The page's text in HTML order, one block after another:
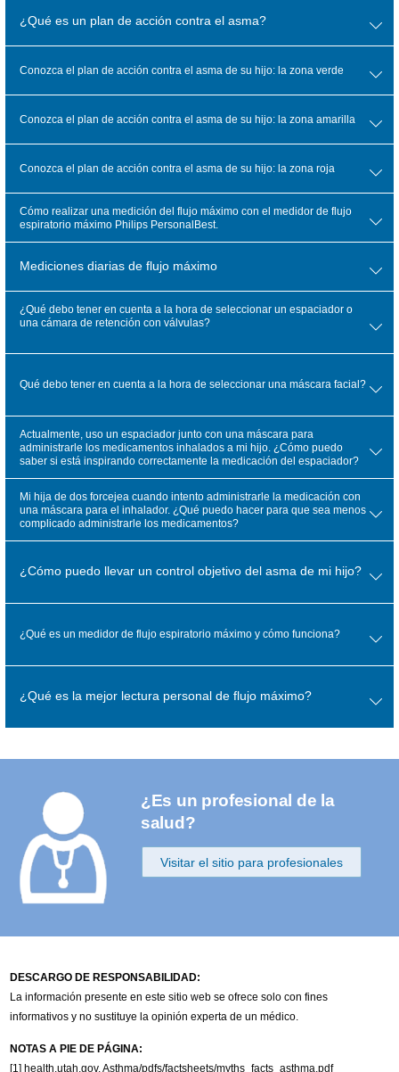
¿Qué es un plan de acción contra el asma?
Conozca el plan de acción contra el asma de su hijo: la zona verde
Conozca el plan de acción contra el asma de su hijo: la zona amarilla
Conozca el plan de acción contra el asma de su hijo: la zona roja
Cómo realizar una medición del flujo máximo con el medidor de flujo
espiratorio máximo Philips PersonalBest.
Mediciones diarias de flujo máximo
¿Qué debo tener en cuenta a la hora de seleccionar un espaciador o
una cámara de retención con válvulas?
Qué debo tener en cuenta a la hora de seleccionar una máscara facial?
Actualmente, uso un espaciador junto con una máscara para
administrarle los medicamentos inhalados a mi hijo. ¿Cómo puedo
saber si está inspirando correctamente la medicación del espaciador?
Mi hija de dos forcejea cuando intento administrarle la medicación con
una máscara para el inhalador. ¿Qué puedo hacer para que sea menos
complicado administrarle los medicamentos?
¿Cómo puedo llevar un control objetivo del asma de mi hijo?
¿Qué es un medidor de flujo espiratorio máximo y cómo funciona?
¿Qué es la mejor lectura personal de flujo máximo?
¿Es un profesional de la
salud?
Visitar el sitio para profesionales
DESCARGO DE RESPONSABILIDAD:
La información presente en este sitio web se ofrece solo con fines
informativos y no sustituye la opinión experta de un médico.
NOTAS A PIE DE PÁGINA:
[1] health.utah.gov. Asthma/pdfs/factsheets/myths_facts_asthma.pdf